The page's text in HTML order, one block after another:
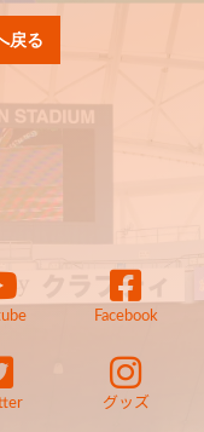
戻る
Facebook
グッズ